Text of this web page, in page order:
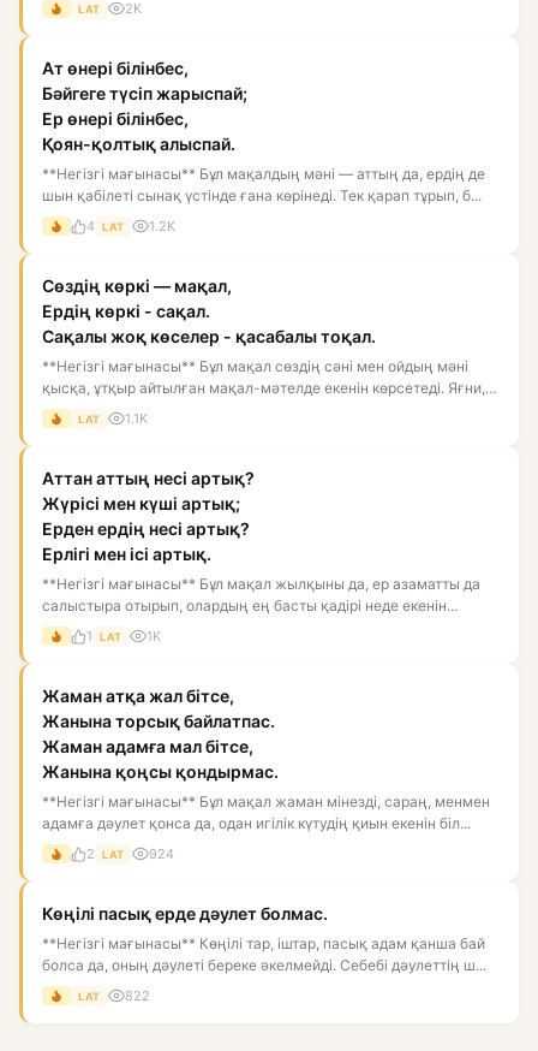
LAT 2K
Ат өнері білінбес,
Бәйгеге түсіп жарыспай;
Ер өнері білінбес,
Қоян-қолтық алыспай.
**Негізгі мағынасы** Бұл мақалдың мәні — аттың да, ердің де
шын қабілеті сынақ үстінде ғана көрінеді. Тек қарап тұрып, б...
4 LAT 1.2K
Сөздің көркі — мақал,
Ердің көркі - сақал.
Сақалы жоқ көселер - қасабалы тоқал.
**Негізгі мағынасы** Бұл мақал сөздің сәні мен ойдың мәні
қысқа, ұтқыр айтылған мақал-мәтелде екенін көрсетеді. Яғни,
жа...
LAT 1.1K
Аттан аттың несі артық?
Жүрісі мен күші артық;
Ерден ердің несі артық?
Ерлігі мен ісі артық.
**Негізгі мағынасы** Бұл мақал жылқыны да, ер азаматты да
салыстыра отырып, олардың ең басты қадірі неде екенін
көрсетед...
1 LAT 1K
Жаман атқа жал бітсе,
Жанына торсық байлатпас.
Жаман адамға мал бітсе,
Жанына қоңсы қондырмас.
**Негізгі мағынасы** Бұл мақал жаман мінезді, сараң, менмен
адамға дәулет қонса да, одан игілік күтудің қиын екенін біл...
2 LAT 924
Көңілі пасық ерде дәулет болмас.
**Негізгі мағынасы** Көңілі тар, іштар, пасық адам қанша бай
болса да, оның дәулеті береке әкелмейді. Себебі дәулеттің ш...
LAT 822